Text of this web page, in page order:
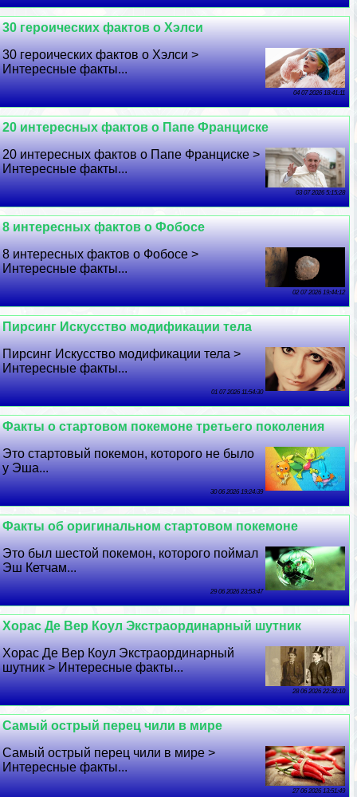
30 героических фактов о Хэлси
30 героических фактов о Хэлси >
Интересные факты...
04 07 2026 18:41:11
20 интересных фактов о Папе Франциске
20 интересных фактов о Папе Франциске >
Интересные факты...
03 07 2026 5:15:28
8 интересных фактов о Фобосе
8 интересных фактов о Фобосе >
Интересные факты...
02 07 2026 19:44:12
Пирсинг Искусство модификации тела
Пирсинг Искусство модификации тела >
Интересные факты...
01 07 2026 11:54:30
Факты о стартовом покемоне третьего поколения
Это стартовый покемон, которого не было
у Эша...
30 06 2026 19:24:39
Факты об оригинальном стартовом покемоне
Это был шестой покемон, которого поймал
Эш Кетчам...
29 06 2026 23:53:47
Хорас Де Вер Коул Экстраординарный шутник
Хорас Де Вер Коул Экстраординарный
шутник > Интересные факты...
28 06 2026 22:32:10
Самый острый перец чили в мире
Самый острый перец чили в мире >
Интересные факты...
27 06 2026 13:51:49